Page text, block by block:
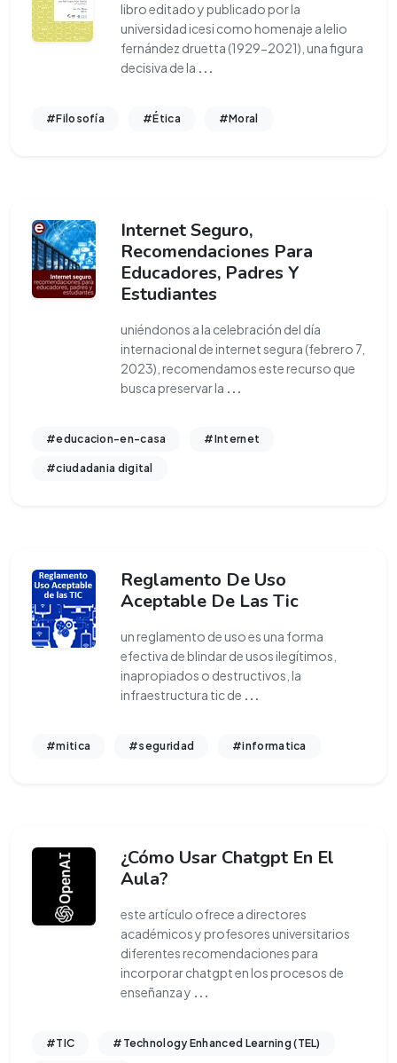
libro editado y publicado por la
universidad icesi como homenaje a lelio
fernández druetta (1929-2021), una figura
decisiva de la ...
#Filosofía #Ética #Moral
Internet Seguro,
Recomendaciones Para
Educadores, Padres Y
Estudiantes
uniéndonos a la celebración del día
internacional de internet segura (febrero 7,
2023), recomendamos este recurso que
busca preservar la ...
#educacion-en-casa #Internet
#ciudadania digital
Reglamento De Uso
Aceptable De Las Tic
un reglamento de uso es una forma
efectiva de blindar de usos ilegítimos,
inapropiados o destructivos, la
infraestructura tic de ...
#mitica #seguridad #informatica
¿Cómo Usar Chatgpt En El
Aula?
este artículo ofrece a directores
académicos y profesores universitarios
diferentes recomendaciones para
incorporar chatgpt en los procesos de
enseñanza y ...
#TIC #Technology Enhanced Learning (TEL)